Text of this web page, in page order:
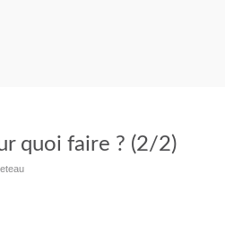
quoi faire ? (2/2)